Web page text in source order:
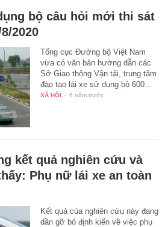
bộ câu hỏi mới thi sát
2020
Tổng cục Đường bộ Việt Nam
vừa có văn bản hướng dẫn các
Sở Giao thông Vận tải, trung tâm
đào tạo lái xe sử dụng bộ 600…
XÃ HỘI - 6 năm trước
kết quả nghiên cứu và
Phụ nữ lái xe an toàn
Kết quả của nghiên cứu này đang
dần gỡ bỏ định kiến về việc phụ